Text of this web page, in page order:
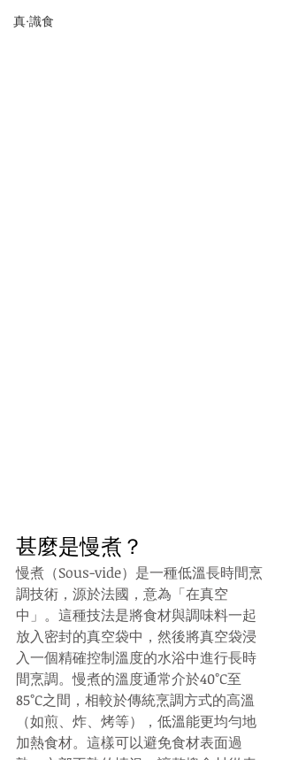
真·識食
甚麼是慢煮？
慢煮（Sous-vide）是一種低溫長時間烹
調技術，源於法國，意為「在真空
中」。這種技法是將食材與調味料一起
放入密封的真空袋中，然後將真空袋浸
入一個精確控制溫度的水浴中進行長時
間烹調。慢煮的溫度通常介於40°C至
85°C之間，相較於傳統烹調方式的高溫
（如煎、炸、烤等），低溫能更均勻地
加熱食材。這樣可以避免食材表面過